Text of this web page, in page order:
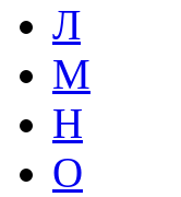
Л
М
Н
О